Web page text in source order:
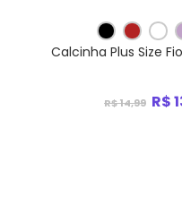
Calcinha Plus Size
R$ 14,99 R$